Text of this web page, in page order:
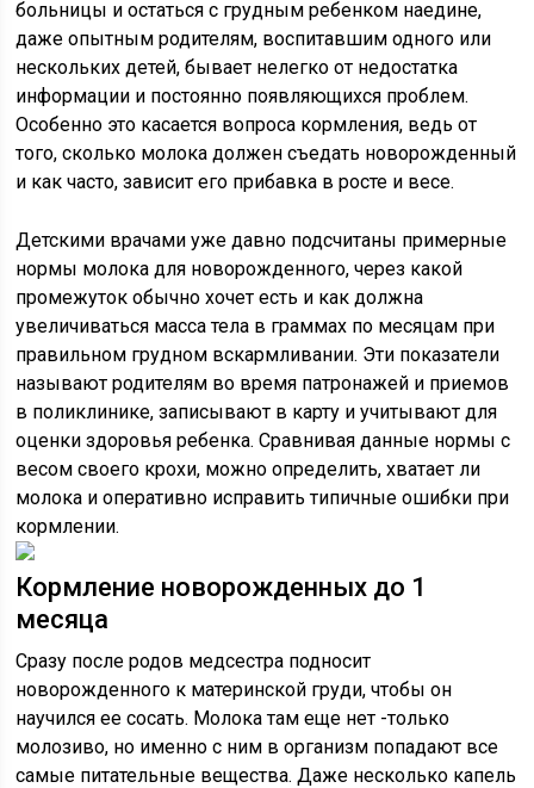
больницы и остаться с грудным ребенком наедине,
даже опытным родителям, воспитавшим одного или
нескольких детей, бывает нелегко от недостатка
информации и постоянно появляющихся проблем.
Особенно это касается вопроса кормления, ведь от
того, сколько молока должен съедать новорожденный
и как часто, зависит его прибавка в росте и весе.
Детскими врачами уже давно подсчитаны примерные
нормы молока для новорожденного, через какой
промежуток обычно хочет есть и как должна
увеличиваться масса тела в граммах по месяцам при
правильном грудном вскармливании. Эти показатели
называют родителям во время патронажей и приемов
в поликлинике, записывают в карту и учитывают для
оценки здоровья ребенка. Сравнивая данные нормы с
весом своего крохи, можно определить, хватает ли
молока и оперативно исправить типичные ошибки при
кормлении.
Кормление новорожденных до 1
месяца
Сразу после родов медсестра подносит
новорожденного к материнской груди, чтобы он
научился ее сосать. Молока там еще нет -только
молозиво, но именно с ним в организм попадают все
самые питательные вещества. Даже несколько капель